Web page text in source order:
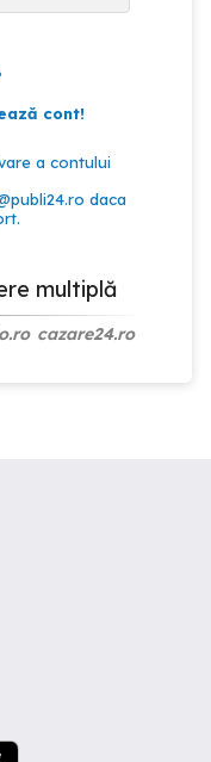
cont!
a contului
daca
multiplă
cazare24.ro